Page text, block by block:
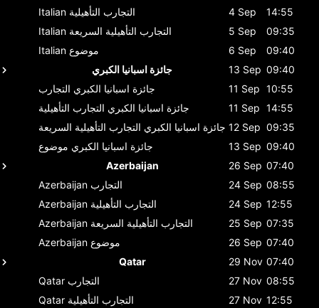
Italian التجارب التأهيلية 4 Sep
14:55
Italian التجارب التأهيلية السريعة 5 Sep
09:35
Italian موضوع 6 Sep
09:40
جائزة اسبانيا الكبري
13 Sep 09:40
جائزة اسبانيا الكبري التجارب 11 Sep 10:55
جائزة اسبانيا الكبري التجارب التأهيلية 11 Sep 14:55
جائزة اسبانيا الكبري التجارب التأهيلية السريعة 12 Sep 09:35
جائزة اسبانيا الكبري موضوع 13 Sep 09:40
Azerbaijan
26 Sep 07:40
Azerbaijan التجارب 24 Sep 08:55
Azerbaijan التجارب التأهيلية 24 Sep 12:55
Azerbaijan التجارب التأهيلية السريعة 25 Sep 07:35
Azerbaijan موضوع 26 Sep 07:40
Qatar
29 Nov 07:40
Qatar التجارب 27 Nov 08:55
Qatar التجارب التأهيلية 27 Nov 12:55